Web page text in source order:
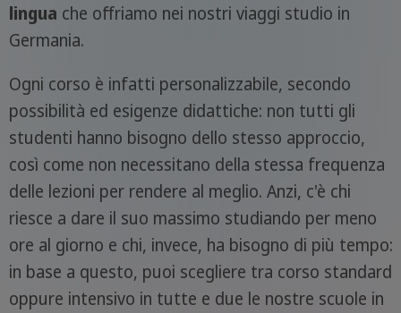
lingua che offriamo nei nostri viaggi studio in
Germania.
Ogni corso è infatti personalizzabile, secondo
possibilità ed esigenze didattiche: non tutti gli
studenti hanno bisogno dello stesso approccio,
così come non necessitano della stessa frequenza
delle lezioni per rendere al meglio. Anzi, c'è chi
riesce a dare il suo massimo studiando per meno
ore al giorno e chi, invece, ha bisogno di più tempo:
in base a questo, puoi scegliere tra corso standard
oppure intensivo in tutte e due le nostre scuole in